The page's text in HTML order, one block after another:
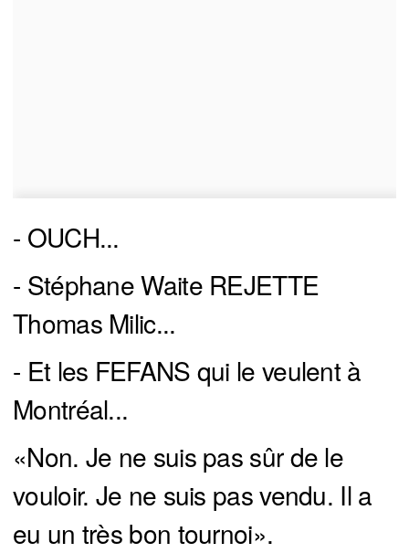
- OUCH...
- Stéphane Waite REJETTE
Thomas Milic...
- Et les FEFANS qui le veulent à
Montréal...
«Non. Je ne suis pas sûr de le
vouloir. Je ne suis pas vendu. Il a
eu un très bon tournoi».